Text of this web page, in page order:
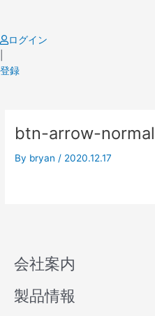
content
ログイン
登録
btn-arrow-normal
By bryan / 2020.12.17
会社案内
製品情報